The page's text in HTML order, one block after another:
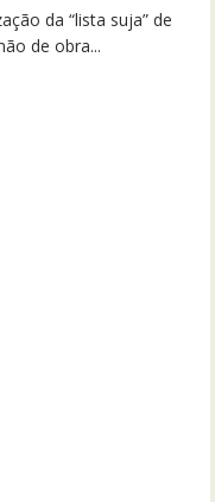
da “lista suja” de
de obra...